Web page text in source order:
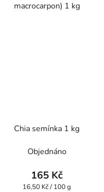
macrocarpon) 1 kg
Chia semínka 1 kg
Objednáno
165 Kč
Měrná
16,50 Kč / 100 g